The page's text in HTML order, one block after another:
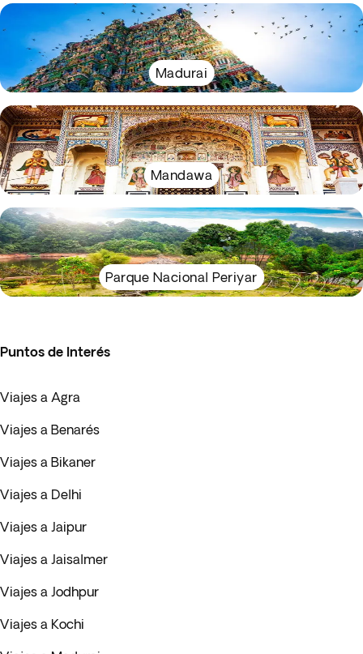
Madurai
Mandawa
Parque Nacional Periyar
Puntos de Interés
Viajes a Agra
Viajes a Benarés
Viajes a Bikaner
Viajes a Delhi
Viajes a Jaipur
Viajes a Jaisalmer
Viajes a Jodhpur
Viajes a Kochi